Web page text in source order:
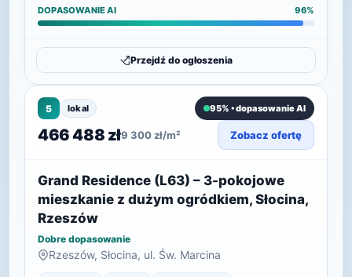
DOPASOWANIE AI 96%
Przejdź do ogłoszenia
5 lokal 95% • dopasowanie AI
466 488 zł9 300 zł/m² Zobacz ofertę
Grand Residence (L63) – 3-pokojowe
mieszkanie z dużym ogródkiem, Słocina,
Rzeszów
Dobre dopasowanie
Rzeszów, Słocina, ul. Św. Marcina